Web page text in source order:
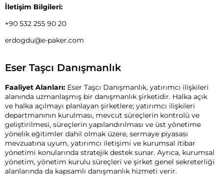
İletişim Bilgileri:
+90 532 255 90 20
erdogdu@e-paker.com
Eser Taşcı Danışmanlık
Faaliyet Alanları: Eser Taşcı Danışmanlık, yatırımcı ilişkileri
alanında uzmanlaşmış bir danışmanlık şirketidir. Halka açık
ve halka açılmayı planlayan şirketlere; yatırımcı ilişkileri
departmanının kurulması, mevcut süreçlerin kontrolü ve
geliştirilmesi, süreçlerin yapılandırılması ve üst yönetime
yönelik eğitimler dahil olmak üzere, sermaye piyasası
mevzuatına uyum, yatırımcı iletişimi ve kurumsal itibar
yönetimi konularında stratejik destek sunar. Ayrıca, kurumsal
yönetim, yönetim kurulu süreçleri ve şirket genel sekreterliği
alanlarında da kapsamlı danışmanlık hizmeti verir.